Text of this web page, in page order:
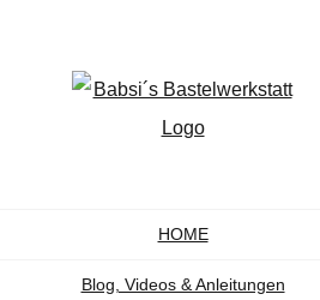
HOME
Blog, Videos & Anleitungen